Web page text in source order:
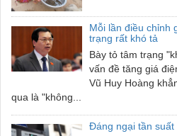
Mỗi lần điều chỉnh
trạng rất khó tả
Bày tỏ tâm trạng
vấn đề tăng giá
Vũ Huy Hoàng
qua là "không...
Đáng ngại tần suất